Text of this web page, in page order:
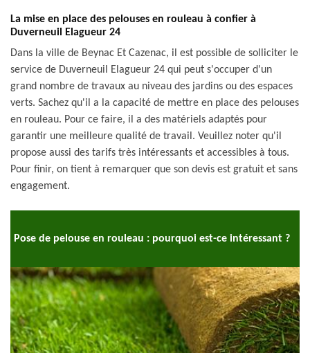
La mise en place des pelouses en rouleau à confier à
Duverneuil Elagueur 24
Dans la ville de Beynac Et Cazenac, il est possible de solliciter le
service de Duverneuil Elagueur 24 qui peut s'occuper d'un
grand nombre de travaux au niveau des jardins ou des espaces
verts. Sachez qu'il a la capacité de mettre en place des pelouses
en rouleau. Pour ce faire, il a des matériels adaptés pour
garantir une meilleure qualité de travail. Veuillez noter qu'il
propose aussi des tarifs très intéressants et accessibles à tous.
Pour finir, on tient à remarquer que son devis est gratuit et sans
engagement.
Pose de pelouse en rouleau : pourquoi est-ce intéressant ?